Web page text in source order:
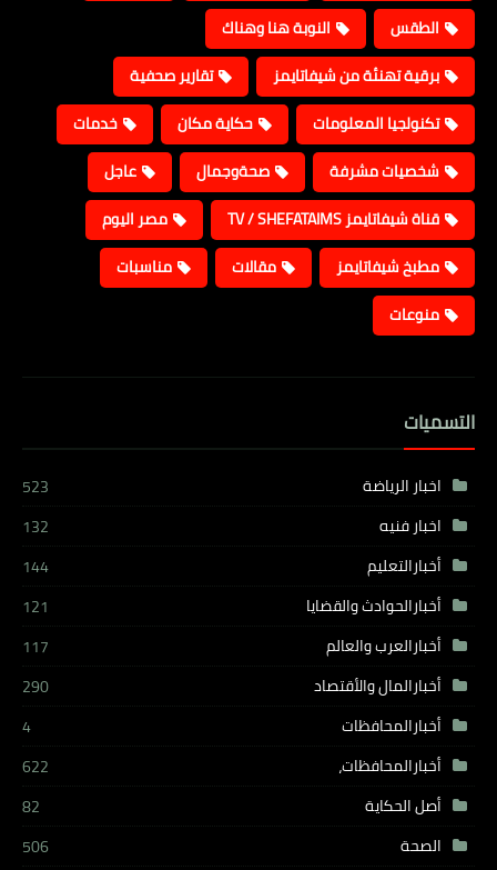
الطقس
النوبة هنا وهناك
برقية تهنئة من شيفاتايمز
تقارير صحفية
تكنولجيا المعلومات
حكاية مكان
خدمات
شخصيات مشرفة
صحةوجمال
عاجل
قناة شيفاتايمز TV / SHEFATAIMS
مصر اليوم
مطبخ شيفاتايمز
مقالات
مناسبات
منوعات
التسميات
اخبار الرياضة
523
اخبار فنيه
132
أخبارالتعليم
144
أخبارالحوادث والقضايا
121
أخبارالعرب والعالم
117
أخبارالمال والأقتصاد
290
أخبارالمحافظات
4
أخبارالمحافظات،
622
أصل الحكاية
82
الصحة
506